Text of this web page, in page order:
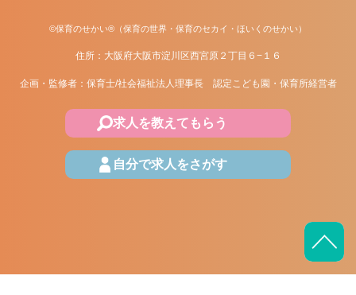
©保育のせかい®（保育の世界・保育のセカイ・ほいくのせかい）
住所：大阪府大阪市淀川区西宮原２丁目６−１６
企画・監修者：保育士/社会福祉法人理事長 認定こども園・保育所経営者
求人を教えてもらう
自分で求人をさがす